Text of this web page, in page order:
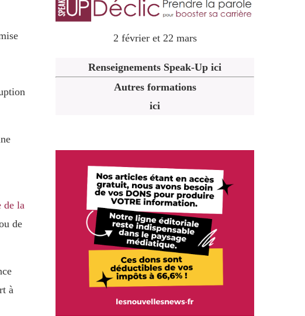
de la
de
à
2 février et 22 mars
Renseignements Speak-Up ici
Autres formations
ici